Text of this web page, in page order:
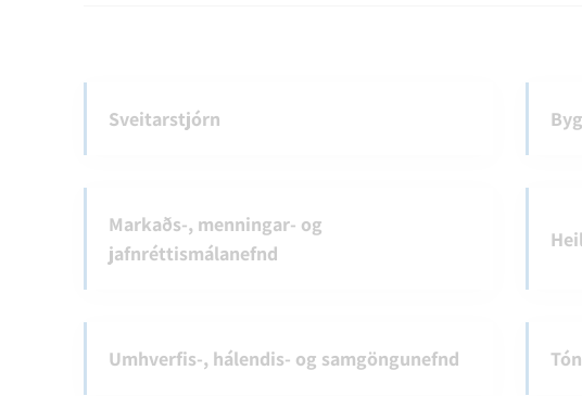
Sveitarstjórn
Markaðs-, menningar- og
jafnréttismálanefnd
Umhverfis-, hálendis- og samgöngunefnd